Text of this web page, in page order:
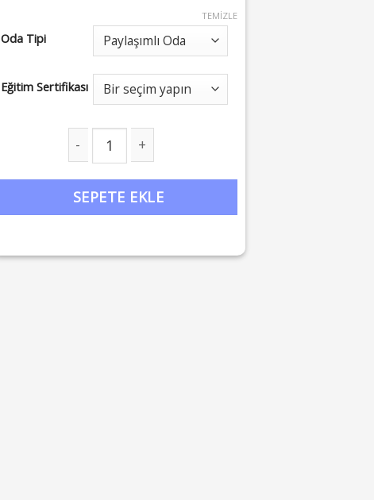
Oda Tipi
Eğitim Sertifikası
TEMIZLE
SEPETE EKLE